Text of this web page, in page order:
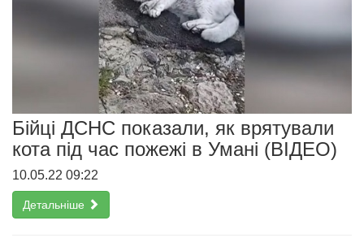
Бійці ДСНС показали, як врятували
кота під час пожежі в Умані (ВІДЕО)
10.05.22 09:22
Детальніше